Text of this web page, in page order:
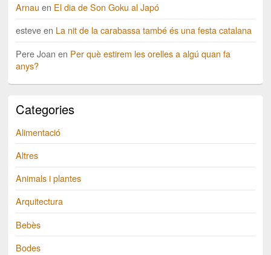
Arnau en El dia de Son Goku al Japó
esteveen La nit de la carabassa també és una festa catalana
Pere Joan en Per què estirem les orelles a algú quan fa
anys?
Categories
Alimentació
Altres
Animals i plantes
Arquitectura
Bebès
Bodes